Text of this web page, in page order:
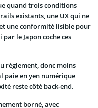
quand trois conditions
existants, une UX qui ne
une conformité lisible pour
le Japon coche ces
règlement, donc moins
paie en yen numérique
reste côté back-end.
borné, avec